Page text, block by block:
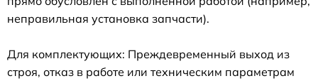
неправильная установка запчасти).
Для комплектующих: Преждевременный выход из
строя, отказ в работе или техническим параметрам